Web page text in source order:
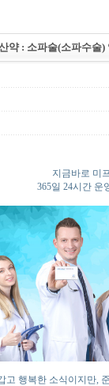
약 : 소파술(소파수
지금바로 미
365일 24시간 운
고 행복한 소식이지만,